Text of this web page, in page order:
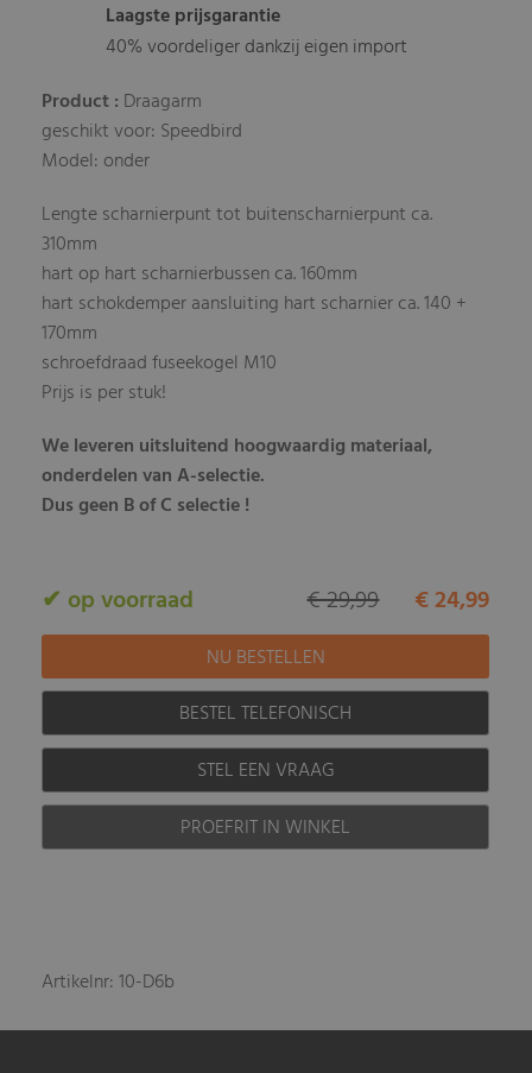
Laagste prijsgarantie
40% voordeliger dankzij eigen import
Product : Draagarm
geschikt voor: Speedbird
Model: onder
Lengte scharnierpunt tot buitenscharnierpunt ca.
310mm
hart op hart scharnierbussen ca. 160mm
hart schokdemper aansluiting hart scharnier ca. 140 +
170mm
schroefdraad fuseekogel M10
Prijs is per stuk!
We leveren uitsluitend hoogwaardig materiaal,
onderdelen van A-selectie.
Dus geen B of C selectie !
✔ op voorraad € 24,99
€ 29,99
BESTEL TELEFONISCH
STEL EEN VRAAG
PROEFRIT IN WINKEL
Artikelnr: 10-D6b